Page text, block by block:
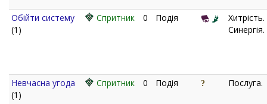
Обійти систему
(1)
Спритник 0 Подія
Хитрість.
Синергія.
Невчасна угода
(1)
Спритник 0 Подія Послуга.